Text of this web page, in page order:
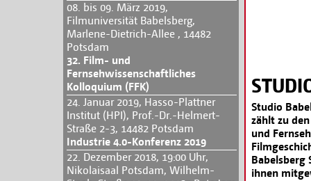
08. bis 09. März 2019,
Filmuniversität Babelsberg,
Marlene-Dietrich-Allee , 14482
Potsdam
32. Film- und
Fernsehwissenschaftliches
Kolloquium (FFK)
24. Januar 2019, Hasso-Plattner
Institut (HPI), Prof.-Dr.-Helmert-
Straße 2-3, 14482 Potsdam
Industrie 4.0-Konferenz 2019
22. Dezember 2018, 19:00 Uhr,
Nikolaisaal Potsdam, Wilhelm-
Studio
zählt zu
und
Babelsberg
ihnen